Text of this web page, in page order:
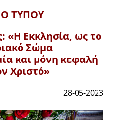
ΤΥΠΟΥ
«Η Εκκλησία, ως το
Σώμα
και μόνη κεφαλή
Χριστό»
28-05-2023